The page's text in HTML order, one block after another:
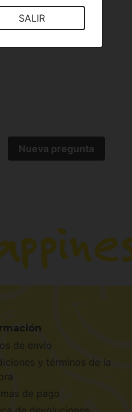
producto
Nueva pregunta
de envío
y términos de la
de pago
SALIR